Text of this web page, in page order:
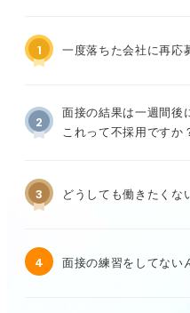
1 一度落ちた会社に再応
2
面接の結果は一週間後
これって不採用ですか
3 どうしても働きたくな
4 面接の練習をしてない